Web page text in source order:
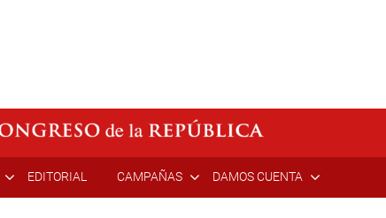
EDITORIAL CAMPAÑAS DAMOS CUENTA